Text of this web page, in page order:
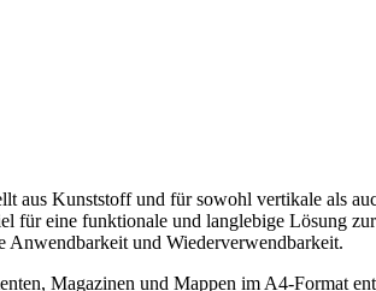
aus Kunststoff und für sowohl vertikale als
für eine funktionale und langlebige Lösung
Anwendbarkeit und Wiederverwendbarkeit.
Magazinen und Mappen im A4-Format